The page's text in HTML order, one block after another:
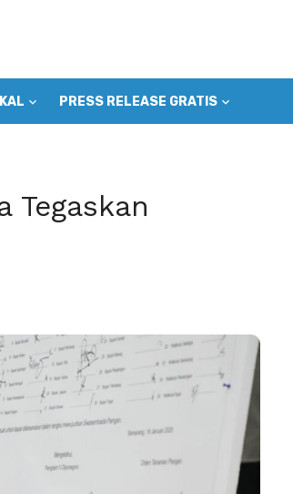
PRESS RELEASE GRATIS
Tegaskan